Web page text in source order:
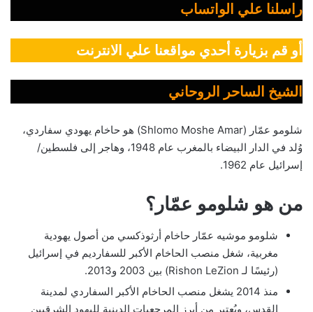
راسلنا علي الواتساب
أو قم بزيارة أحدي مواقعنا علي الانترنت
الشيخ الساحر الروحاني
شلومو عمّار (Shlomo Moshe Amar) هو حاخام يهودي سفاردي،
وُلد في الدار البيضاء بالمغرب عام 1948، وهاجر إلى فلسطين/
إسرائيل عام 1962.
من هو شلومو عمّار؟
شلومو موشيه عمّار حاخام أرثوذكسي من أصول يهودية
مغربية، شغل منصب الحاخام الأكبر للسفارديم في إسرائيل
(رئيسًا لـ Rishon LeZion) بين 2003 و2013.
منذ 2014 يشغل منصب الحاخام الأكبر السفاردي لمدينة
القدس، ويُعتبر من أبرز المرجعيات الدينية لليهود الشرقيين